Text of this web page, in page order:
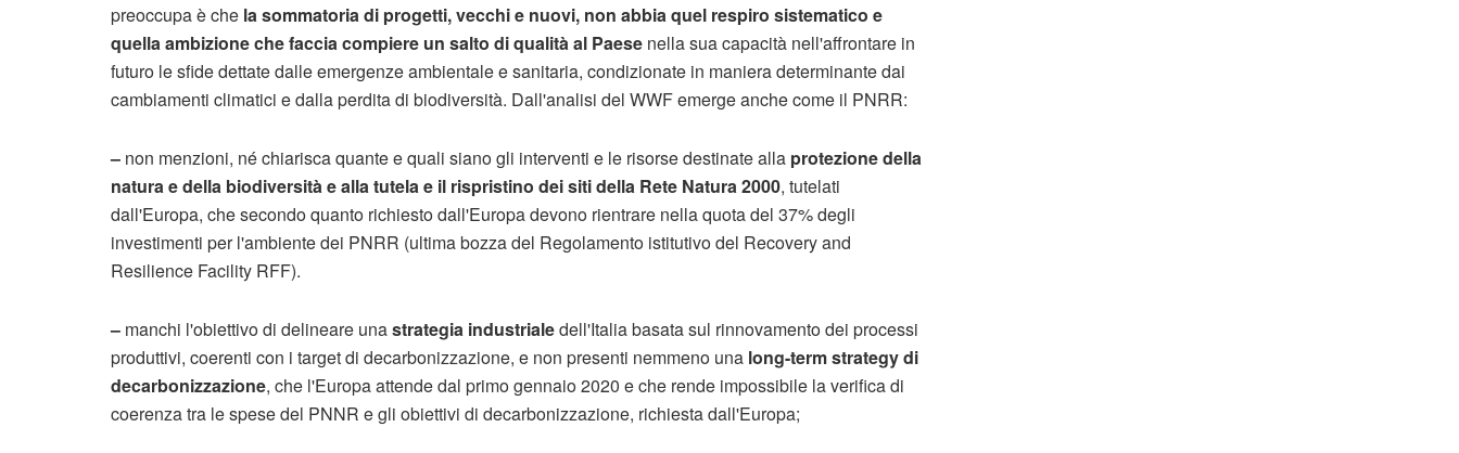
preoccupa è che la sommatoria di progetti, vecchi e nuovi, non abbia quel respiro sistematico e
quella ambizione che faccia compiere un salto di qualità al Paese nella sua capacità nell'affrontare in
futuro le sfide dettate dalle emergenze ambientale e sanitaria, condizionate in maniera determinante dai
cambiamenti climatici e dalla perdita di biodiversità. Dall'analisi del WWF emerge anche come il PNRR:
– non menzioni, né chiarisca quante e quali siano gli interventi e le risorse destinate alla protezione della
natura e della biodiversità e alla tutela e il rispristino dei siti della Rete Natura 2000, tutelati
dall'Europa, che secondo quanto richiesto dall'Europa devono rientrare nella quota del 37% degli
investimenti per l'ambiente dei PNRR (ultima bozza del Regolamento istitutivo del Recovery and
Resilience Facility RFF).
– manchi l'obiettivo di delineare unastrategia industrialedell'Italia basata sul rinnovamento dei processi
produttivi, coerenti con i target di decarbonizzazione, e non presenti nemmeno una long-term strategy di
decarbonizzazione, che l'Europa attende dal primo gennaio 2020 e che rende impossibile la verifica di
coerenza tra le spese del PNNR e gli obiettivi di decarbonizzazione, richiesta dall'Europa;